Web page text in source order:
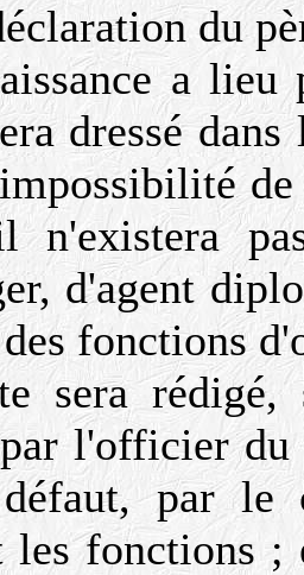
du
a lieu
dressé
n'existera
d'agent
fonctions
sera
l'officier du
par le
fonctions ;